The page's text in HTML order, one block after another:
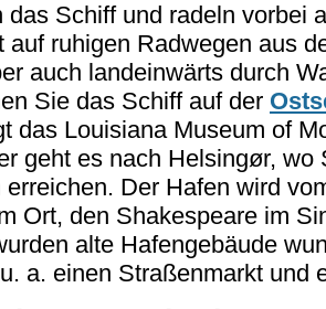
das Schiff und radeln vorbei
auf ruhigen Radwegen aus
auch landeinwärts durch
Sie das Schiff auf der
das Louisiana Museum of
geht es nach Helsingør, wo
erreichen. Der Hafen wird
Ort, den Shakespeare im
alte Hafengebäude
a. einen Straßenmarkt und